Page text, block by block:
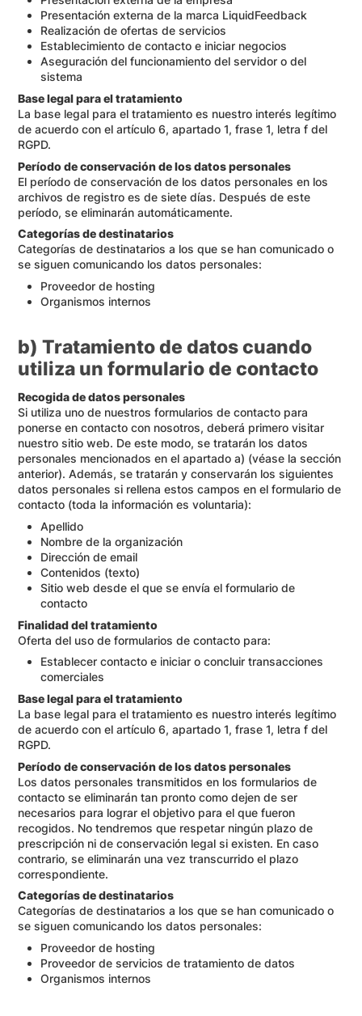
Presentación externa de la marca LiquidFeedback
Realización de ofertas de servicios
Establecimiento de contacto e iniciar negocios
Aseguración del funcionamiento del servidor o del
sistema
Base legal para el tratamiento
La base legal para el tratamiento es nuestro interés legítimo
de acuerdo con el artículo 6, apartado 1, frase 1, letra f del
RGPD.
Período de conservación de los datos personales
El período de conservación de los datos personales en los
archivos de registro es de siete días. Después de este
período, se eliminarán automáticamente.
Categorías de destinatarios
Categorías de destinatarios a los que se han comunicado o
se siguen comunicando los datos personales:
Proveedor de hosting
Organismos internos
b) Tratamiento de datos cuando
utiliza un formulario de contacto
Recogida de datos personales
Si utiliza uno de nuestros formularios de contacto para
ponerse en contacto con nosotros, deberá primero visitar
nuestro sitio web. De este modo, se tratarán los datos
personales mencionados en el apartado a) (véase la sección
anterior). Además, se tratarán y conservarán los siguientes
datos personales si rellena estos campos en el formulario de
contacto (toda la información es voluntaria):
Apellido
Nombre de la organización
Dirección de email
Contenidos (texto)
Sitio web desde el que se envía el formulario de
contacto
Finalidad del tratamiento
Oferta del uso de formularios de contacto para:
Establecer contacto e iniciar o concluir transacciones
comerciales
Base legal para el tratamiento
La base legal para el tratamiento es nuestro interés legítimo
de acuerdo con el artículo 6, apartado 1, frase 1, letra f del
RGPD.
Período de conservación de los datos personales
Los datos personales transmitidos en los formularios de
contacto se eliminarán tan pronto como dejen de ser
necesarios para lograr el objetivo para el que fueron
recogidos. No tendremos que respetar ningún plazo de
prescripción ni de conservación legal si existen. En caso
contrario, se eliminarán una vez transcurrido el plazo
correspondiente.
Categorías de destinatarios
Categorías de destinatarios a los que se han comunicado o
se siguen comunicando los datos personales:
Proveedor de hosting
Proveedor de servicios de tratamiento de datos
Organismos internos